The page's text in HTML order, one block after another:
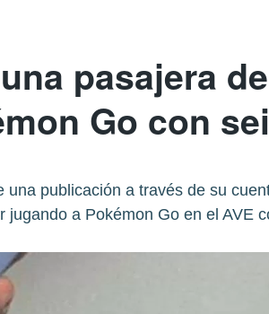
pasajera
Go con
publicación a través de su
jugando a Pokémon Go en el AVE